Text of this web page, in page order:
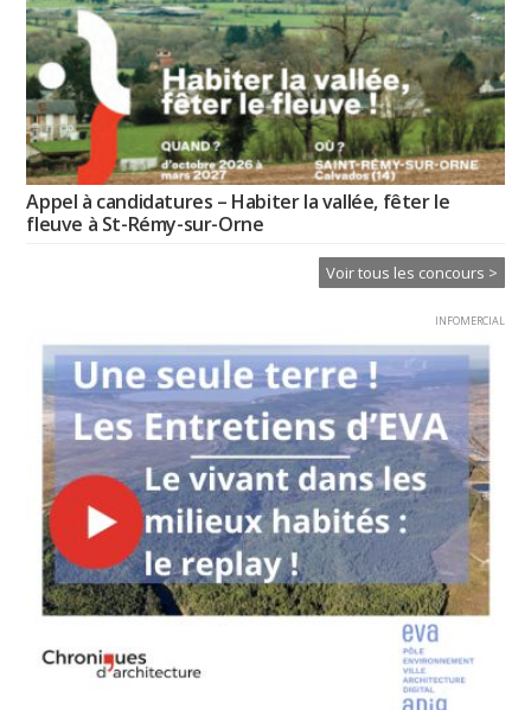
Appel à candidatures – Habiter la vallée, fêter le
fleuve à St-Rémy-sur-Orne
Voir tous les concours >
INFOMERCIAL